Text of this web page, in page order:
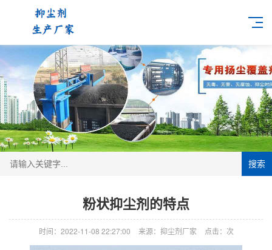
搜索
粉状抑尘剂的特点
时间：2022-11-08 22:27:00 来源：抑尘剂厂家 点击： 次